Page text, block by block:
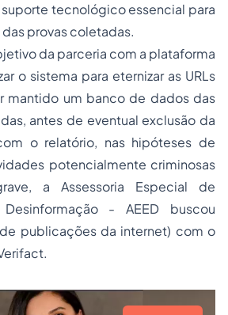
tecnológico essencial para
provas coletadas.
da parceria com a plataforma
o sistema para eternizar as URLs
mantido um banco de dados das
antes de eventual exclusão da
o relatório, nas hipóteses de
potencialmente criminosas
a Assessoria Especial de
- AEED buscou
publicações da internet) com o